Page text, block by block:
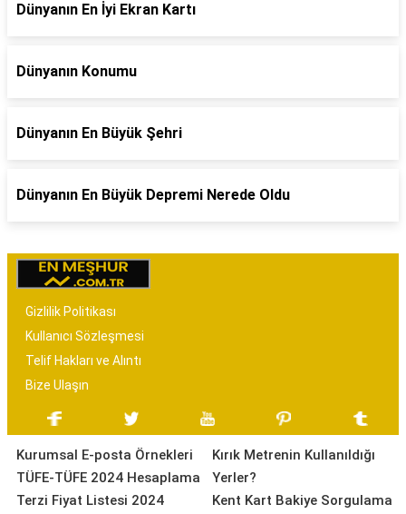
Dünyanın En İyi Ekran Kartı
Dünyanın Konumu
Dünyanın En Büyük Şehri
Dünyanın En Büyük Depremi Nerede Oldu
Gizlilik Politikası
Kullanıcı Sözleşmesi
Telif Hakları ve Alıntı
Bize Ulaşın
Kurumsal E-posta Örnekleri
TÜFE-TÜFE 2024 Hesaplama
Terzi Fiyat Listesi 2024
Kırık Metrenin Kullanıldığı
Yerler?
Kent Kart Bakiye Sorgulama